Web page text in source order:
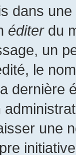
dans
éditerdu
un
le
dernière
une